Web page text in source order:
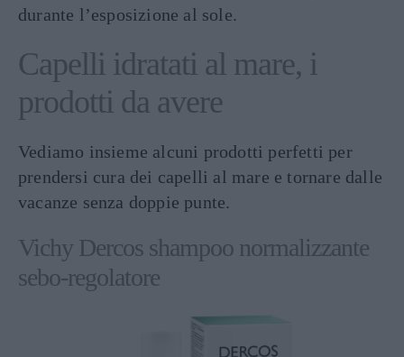
durante l’esposizione al sole.
Capelli idratati al mare, i
prodotti da avere
Vediamo insieme alcuni prodotti perfetti per
prendersi cura dei capelli al mare e tornare dalle
vacanze senza doppie punte.
Vichy Dercos shampoo normalizzante
sebo-regolatore